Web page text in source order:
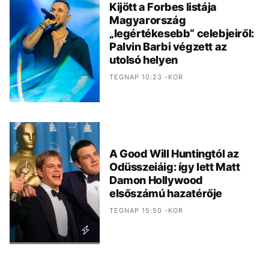
Kijött a Forbes listája
Magyarország
„legértékesebb“ celebjeiről:
Palvin Barbi végzett az
utolsó helyen
TEGNAP 10:23 -KOR
A Good Will Huntingtól az
Odüsszeiáig: így lett Matt
Damon Hollywood
elsőszámú hazatérője
TEGNAP 15:50 -KOR